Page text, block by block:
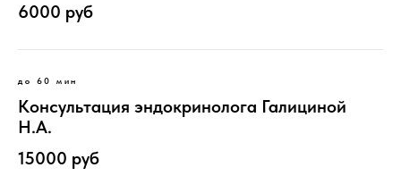
6000 руб
до 60 мин
Консультация эндокринолога Галициной
Н.А.
15000 руб